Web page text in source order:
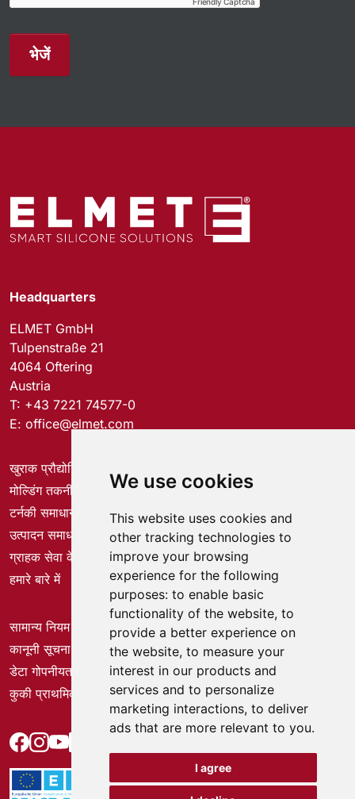
We use cookies
This website uses cookies and
other tracking technologies to
improve your browsing
experience for the following
purposes: to enable basic
functionality of the website, to
provide a better experience on
the website, to measure your
interest in our products and
services and to personalize
marketing interactions, to deliver
ads that are more relevant to you.
I agree
भेजें
Headquarters
ELMET GmbH
Tulpenstraße 21
4064 Oftering
Austria
T: +43 7221 74577-0
E: office@elmet.com
खुराक प्रौद्योगिकी
मोल्डिंग तकनीक
टर्नकी समाधान
उत्पादन समाधान
ग्राहक सेवा केंद्र
हमारे बारे में
सामान्य नियम और शर्तें
कानूनी सूचना
डेटा गोपनीयता
कुकी प्राथमिकताएँ